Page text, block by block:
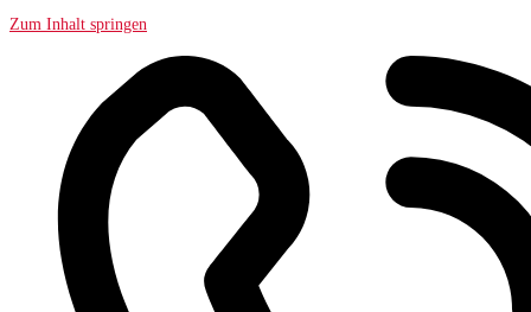
Zum Inhalt springen